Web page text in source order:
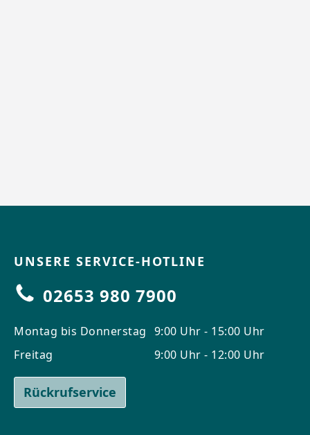
UNSERE SERVICE-HOTLINE
02653 980 7900
Montag bis Donnerstag
Freitag
9:00 Uhr - 15:00 Uhr
9:00 Uhr - 12:00 Uhr
Rückrufservice